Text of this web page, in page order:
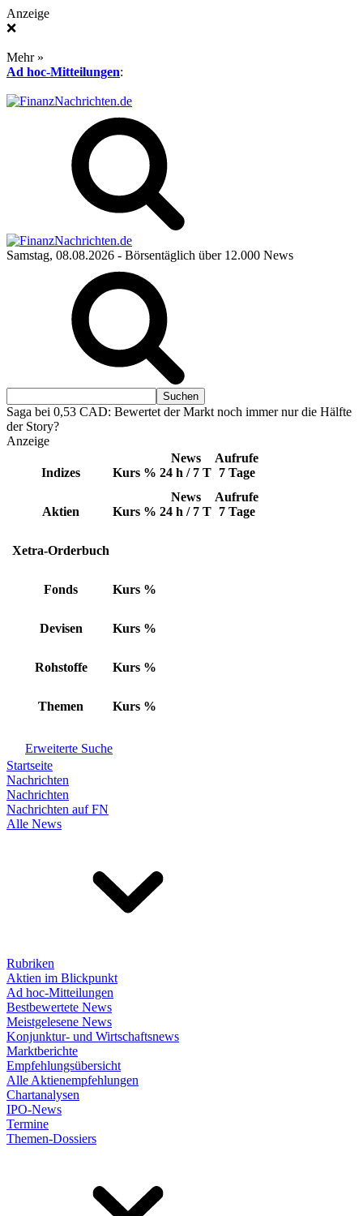
Anzeige
❌
Mehr »
Ad hoc-Mitteilungen:
Samstag, 08.08.2026 - Börsentäglich über 12.000 News
Saga bei 0,53 CAD: Bewertet der Markt noch immer nur die Hälfte
der Story?
Anzeige
Indizes Kurs %
News
24 h / 7 T
Aufrufe
7 Tage
Aktien Kurs %
News
24 h / 7 T
Aufrufe
7 Tage
Xetra-Orderbuch
Fonds Kurs %
Devisen Kurs %
Rohstoffe Kurs %
Themen Kurs %
Erweiterte Suche
Startseite
Nachrichten
Nachrichten
Nachrichten auf FN
Alle News
Rubriken
Aktien im Blickpunkt
Ad hoc-Mitteilungen
Bestbewertete News
Meistgelesene News
Konjunktur- und Wirtschaftsnews
Marktberichte
Empfehlungsübersicht
Alle Aktienempfehlungen
Chartanalysen
IPO-News
Termine
Themen-Dossiers